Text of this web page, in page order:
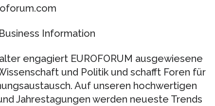
Information
engagiert EUROFORUM ausgewiesene
und Politik und schafft Foren für
Auf unseren hochwertigen
Jahrestagungen werden neueste Trends